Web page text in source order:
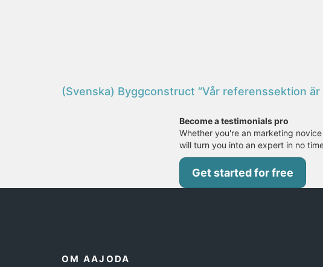
(Svenska) Byggconstruct “Vår referenssektion är
Become a testimonials pro
Whether you're an marketing
will turn you into an expert in no
Get started for free
OM AAJODA